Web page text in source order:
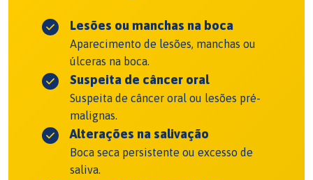
Lesões ou manchas na boca
Aparecimento de lesões, manchas ou
úlceras na boca.
Suspeita de câncer oral
Suspeita de câncer oral ou lesões pré-
malignas.
Alterações na salivação
Boca seca persistente ou excesso de
saliva.